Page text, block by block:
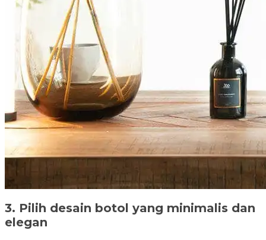
3. Pilih desain botol yang minimalis dan
elegan